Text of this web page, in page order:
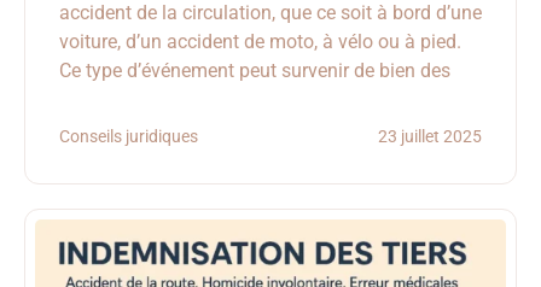
accident de la circulation, que ce soit à bord d’une
voiture, d’un accident de moto, à vélo ou à pied.
Ce type d’événement peut survenir de bien des
Conseils juridiques 23 juillet 2025